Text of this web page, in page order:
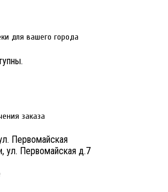
для вашего города
заказа
Первомайская
ул. Первомайская д.7